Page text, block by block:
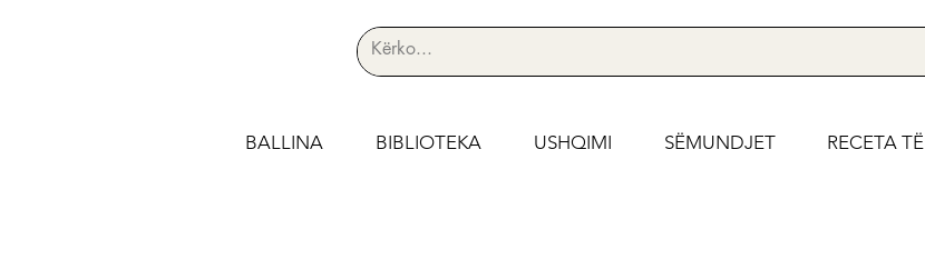
BALLINA BIBLIOTEKA USHQIMI SËMUNDJET RECETA